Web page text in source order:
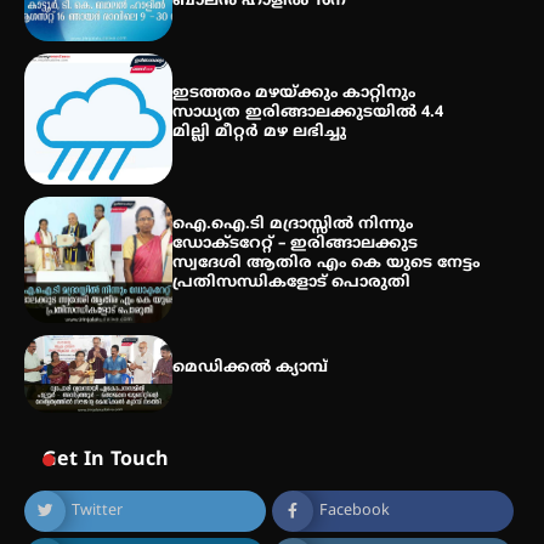
കോമേഴ്‌സ് അസോസിയേഷന്
തുടക്കമായി
കോമേഴ്സ് എക്സ്പോയുമായി
എസ് എൻ ഹയർ സെക്കൻഡറി
വിദ്യാർത്ഥികൾ
ഇടത്തരം മഴയ്ക്കും കാറ്റിനും
സാധ്യത ഇരിങ്ങാലക്കുടയിൽ 4.4
മില്ലി മീറ്റർ മഴ ലഭിച്ചു
ഐ.ഐ.ടി മദ്രാസ്സിൽ നിന്നും
ഡോക്ടറേറ്റ് – ഇരിങ്ങാലക്കുട
സ്വദേശി ആതിര എം കെ യുടെ നേട്ടം
പ്രതിസന്ധികളോട് പൊരുതി
മെഡിക്കൽ ക്യാമ്പ്
Get In Touch
Twitter Facebook